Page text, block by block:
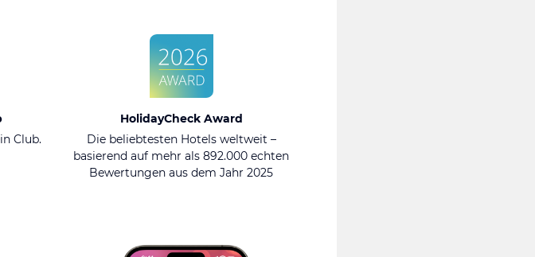
Club.
HolidayCheck Award
Die beliebtesten Hotels weltweit –
basierend auf mehr als 892.000 echten
Bewertungen aus dem Jahr 2025